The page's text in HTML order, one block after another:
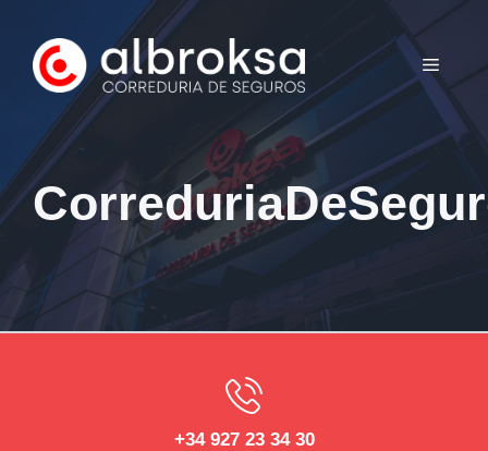
contenido
MENÚ
+34 927 23 34 30